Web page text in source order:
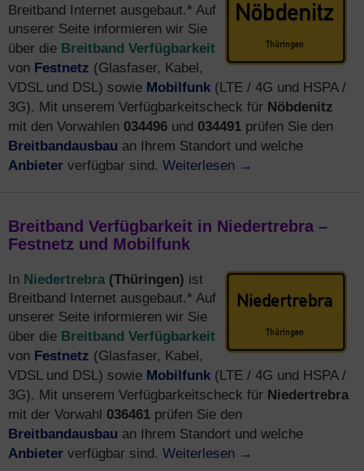
Breitband Internet ausgebaut.* Auf
unserer Seite informieren wir Sie
über die Breitband Verfügbarkeit
von Festnetz (Glasfaser, Kabel,
VDSL und DSL) sowie Mobilfunk (LTE / 4G und HSPA /
3G). Mit unserem Verfügbarkeitscheck für Nöbdenitz
mit den Vorwahlen 034496 und 034491 prüfen Sie den
Breitbandausbau an Ihrem Standort und welche
Anbieter verfügbar sind. Weiterlesen →
Breitband Verfügbarkeit in Niedertrebra –
Festnetz und Mobilfunk
In Niedertrebra (Thüringen) ist
Breitband Internet ausgebaut.* Auf
unserer Seite informieren wir Sie
über die Breitband Verfügbarkeit
von Festnetz (Glasfaser, Kabel,
VDSL und DSL) sowie Mobilfunk (LTE / 4G und HSPA /
3G). Mit unserem Verfügbarkeitscheck für Niedertrebra
mit der Vorwahl 036461 prüfen Sie den
Breitbandausbau an Ihrem Standort und welche
Anbieter verfügbar sind. Weiterlesen →